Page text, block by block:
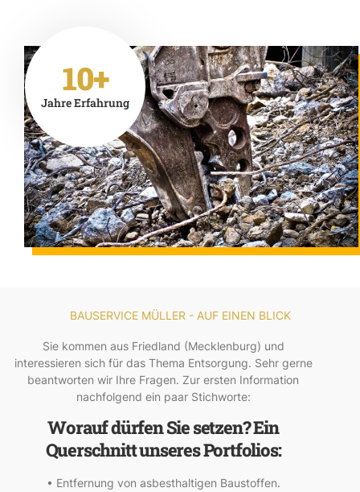
10+
Jahre Erfahrung
BAUSERVICE MÜLLER - AUF EINEN BLICK
Sie kommen aus Friedland (Mecklenburg) und
interessieren sich für das Thema Entsorgung. Sehr gerne
beantworten wir Ihre Fragen. Zur ersten Information
nachfolgend ein paar Stichworte:
Worauf dürfen Sie setzen? Ein
Querschnitt unseres Portfolios:
• Entfernung von asbesthaltigen Baustoffen.